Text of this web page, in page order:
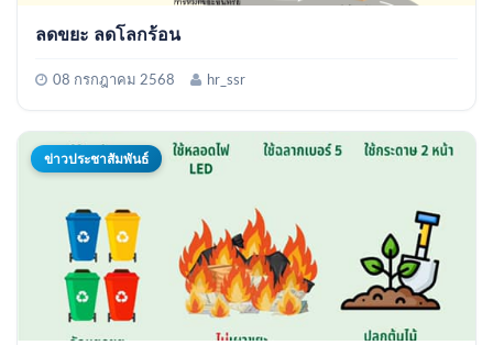
ลดขยะ ลดโลกร้อน
08 กรกฎาคม 2568 hr_ssr
ข่าวประชาสัมพันธ์